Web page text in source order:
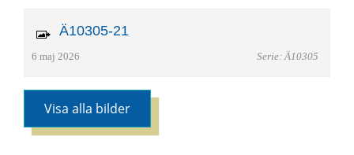
Ä10305-21
6 maj 2026 Serie: Ä10305
Visa alla bilder